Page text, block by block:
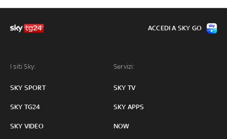
I siti Sky:
SKY SPORT
SKY TG24
SKY VIDEO
Servizi:
SKY TV
SKY APPS
NOW
ACCEDI A SKY GO